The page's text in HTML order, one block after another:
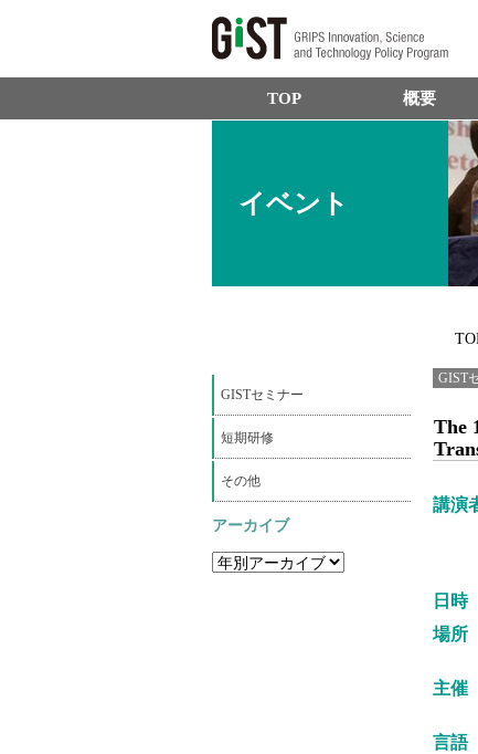
TOP 概要
イベント
GISTセミナー
短期研修
その他
アーカイブ
GIST
The
講演
日時
場所
主催
言語